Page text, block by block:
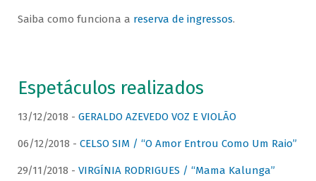
Saiba como funciona a reserva de ingressos.
Espetáculos realizados
13/12/2018 - GERALDO AZEVEDO VOZ E VIOLÃO
06/12/2018 - CELSO SIM / “O Amor Entrou Como Um Raio”
29/11/2018 - VIRGÍNIA RODRIGUES / “Mama Kalunga”